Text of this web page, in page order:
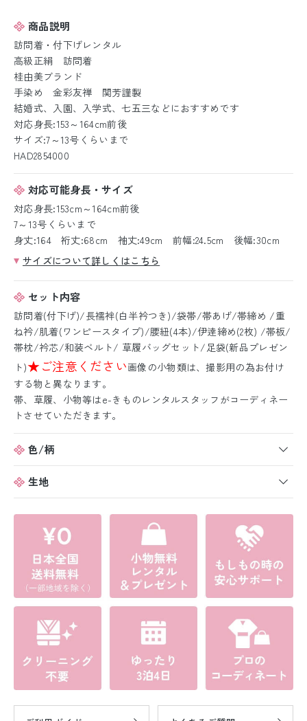
商品説明
訪問着・付下げレンタル
高級正絹 訪問着
桂由美ブランド
手染め 金彩友禅 関芳謹製
結婚式、入園、入学式、七五三などにおすすめです
対応身長:153～164cm前後
サイズ:7～13号くらいまで
HAD2854000
対応可能身長・サイズ
対応身長:153cm～164cm前後
7～13号くらいまで
身丈:164 裄丈:68cm 袖丈:49cm 前幅:24.5cm 後幅:30cm
サイズについて詳しくはこちら
セット内容
訪問着(付下げ)/長襦袢(白半衿つき)/袋帯/帯あげ/帯締め /重
ね衿/肌着(ワンピースタイプ)/腰紐(4本)/伊逹締め(2枚) /帯板/
帯枕/衿芯/和装ベルト/ 草履バッグセット/足袋(新品プレゼン
ト)★ご注意ください画像の小物類は、撮影用の為お付け
する物と異なります。
帯、草履、小物等はe-きものレンタルスタッフがコーディネー
トさせていただきます。
色/柄
生地